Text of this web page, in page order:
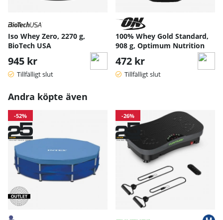
Iso Whey Zero, 2270 g,
BioTech USA
945 kr
Tillfälligt slut
100% Whey Gold Standard,
908 g, Optimum Nutrition
472 kr
Tillfälligt slut
Andra köpte även
-52% -26%